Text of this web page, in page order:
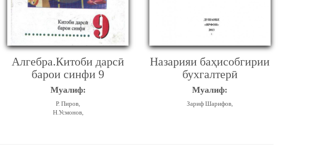
Алгебра.Китоби дарсӣ
барои синфи 9
Муалиф:
Р. Пиров,
Н.Усмонов,
Назарияи баҳисобгирии
бухгалтерӣ
Муалиф:
Зариф Шарифов,